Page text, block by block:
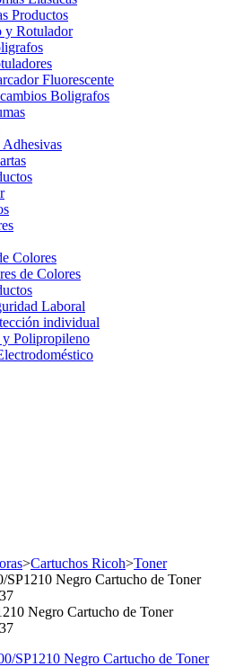
Productos
y Rotulador
Fluorescente
Boligrafos
Adhesivas
Colores
de Colores
Laboral
individual
Polipropileno
>Cartuchos Ricoh>Toner
Negro Cartucho de Toner